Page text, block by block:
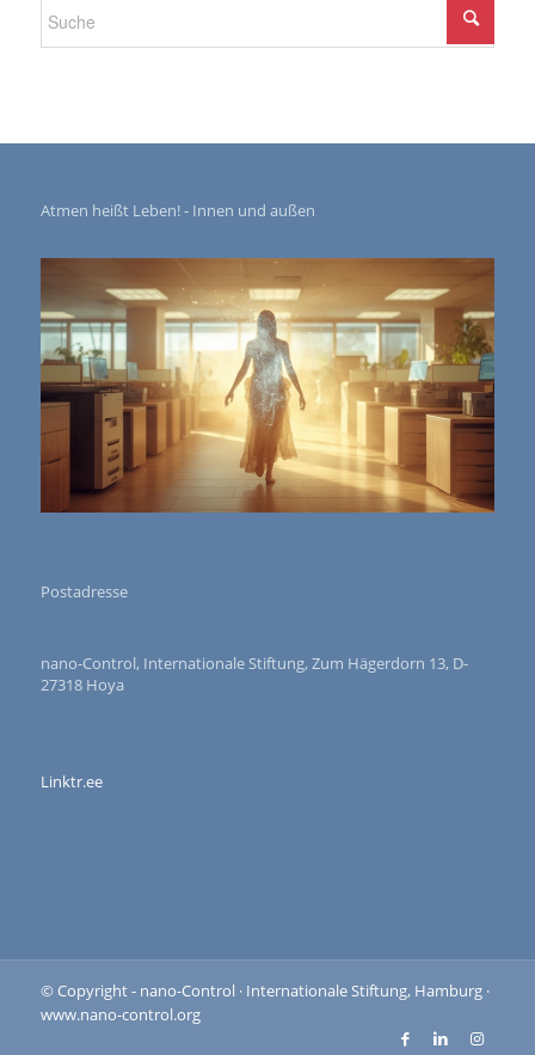
Atmen heißt Leben! - Innen und außen
Postadresse
nano-Control, Internationale Stiftung, Zum Hägerdorn 13, D-
27318 Hoya
Linktr.ee
© Copyright - nano-Control · Internationale Stiftung, Hamburg ·
www.nano-control.org